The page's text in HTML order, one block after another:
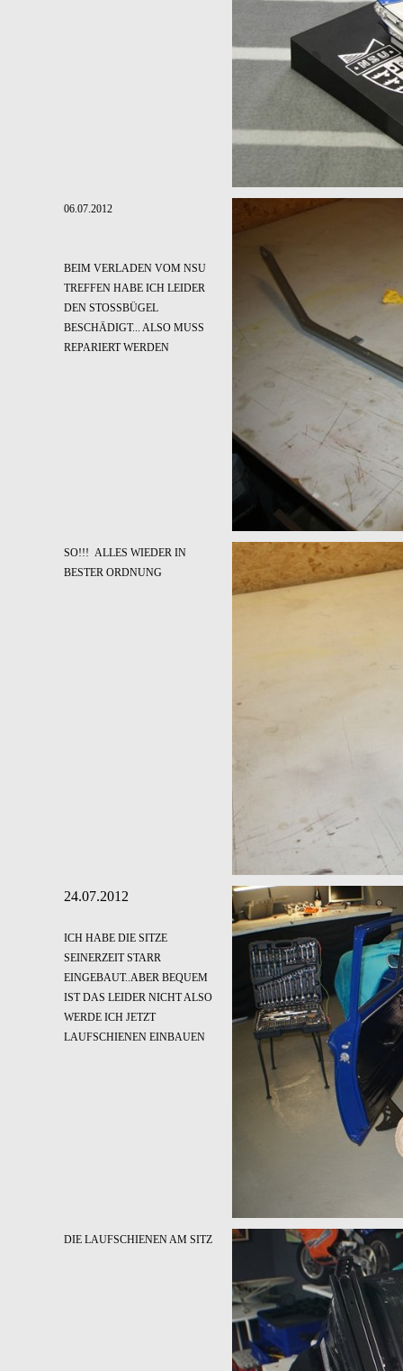
06.07.2012
BEIM VERLADEN VOM NSU
TREFFEN HABE ICH LEIDER
DEN STOSSBÜGEL
BESCHÄDIGT... ALSO MUSS
REPARIERT WERDEN
SO!!! ALLES WIEDER IN
BESTER ORDNUNG
24.07.2012
ICH HABE DIE SITZE
SEINERZEIT STARR
EINGEBAUT..ABER BEQUEM
IST DAS LEIDER NICHT ALSO
WERDE ICH JETZT
LAUFSCHIENEN EINBAUEN
DIE LAUFSCHIENEN AM SITZ